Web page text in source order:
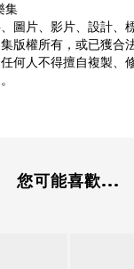
集
圖片、影片、設計、
版權所有，或已獲合
何人不得擅自複製、
您可能喜歡...